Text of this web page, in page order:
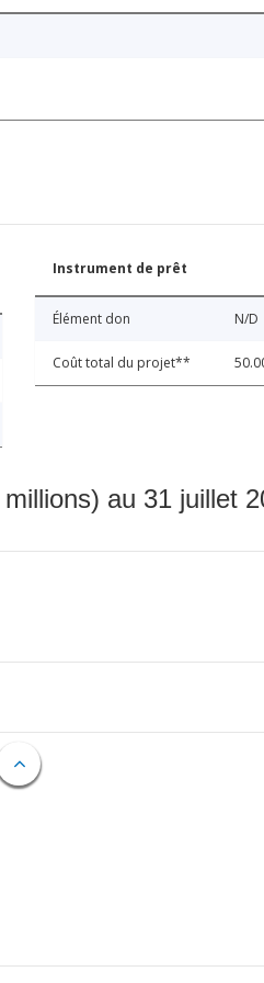
Instrument de prêt
Élément don N/D
Coût total du projet**
au 31 juillet